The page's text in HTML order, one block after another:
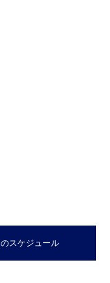
スケジュール